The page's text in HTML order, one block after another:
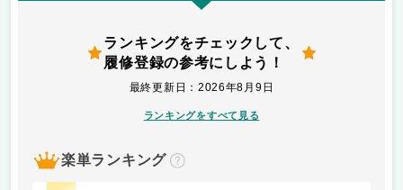
ランキングをチェックして、
履修登録の参考にしよう！
最終更新日：2026年8月9日
ランキングをすべて見る
楽単ランキング
？